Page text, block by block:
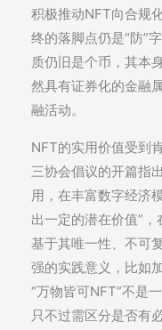
积极推动NFT向合规
终的落脚点仍是“防”
质仍旧是个币，其本
然具有证券化的金融
融活动。
NFT的实用价值受到
三协会倡议的开篇指
用，在丰富数字经济
出一定的潜在价值”
基于其唯一性、不可
强的实践意义，比如
“万物皆可NFT”不是
只不过需区分是否有